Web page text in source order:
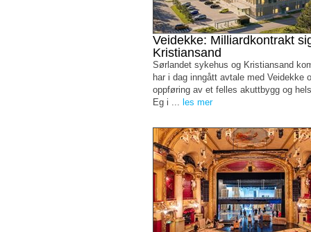
Veidekke: Milliardkontrakt
Kristiansand
Sørlandet sykehus og Kristiansand
har i dag inngått avtale med Veidekke
oppføring av et felles akuttbygg og
Eg i ... les mer